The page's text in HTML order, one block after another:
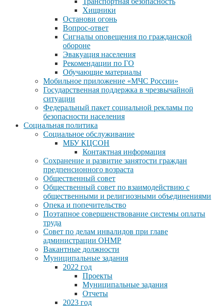
Хищники
Останови огонь
Вопрос-ответ
Сигналы оповещения по гражданской
обороне
Эвакуация населения
Рекомендации по ГО
Обучающие материалы
Мобильное приложение «МЧС России»
Государственная поддержка в чрезвычайной
ситуации
Федеральный пакет социальной рекламы по
безопасности населения
Социальная политика
Социальное обслуживание
МБУ КЦСОН
Контактная информация
Сохранение и развитие занятости граждан
предпенсионного возраста
Общественный совет
Общественный совет по взаимодействию с
общественными и религиозными объединениями
Опека и попечительство
Поэтапное совершенствование системы оплаты
труда
Совет по делам инвалидов при главе
администрации ОНМР
Вакантные должности
Муниципальные задания
2022 год
Проекты
Муниципальные задания
Отчеты
2023 год